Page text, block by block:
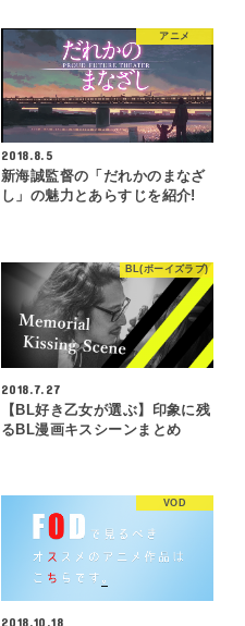
アニメ
2018.8.5
新海誠監督の「だれかのまなざ
し」の魅力とあらすじを紹介!
BL(ボーイズラブ)
2018.7.27
【BL好き乙女が選ぶ】印象に残
るBL漫画キスシーンまとめ
VOD
2018.10.18